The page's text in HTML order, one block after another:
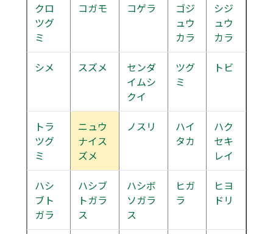
クロ
ツグ
ミ
コガモ コゲラ
ゴジ
ュウ
カラ
シジ
ュウ
カラ
シメ スズメ
センダ
イムシ
クイ
ツグ
ミ
トビ
トラ
ツグ
ミ
ニュウ
ナイス
ズメ
ノスリ
ハイ
タカ
ハク
セキ
レイ
ハシ
ブト
ガラ
ハシブ
トガラ
ス
ハシボ
ソガラ
ス
ヒガ
ラ
ヒヨ
ドリ